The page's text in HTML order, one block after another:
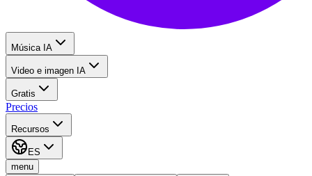
Música IA
Video e imagen IA
Gratis
Precios
Recursos
ES
menu